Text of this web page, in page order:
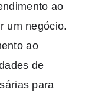
ao
um negócio.
ao
de
para